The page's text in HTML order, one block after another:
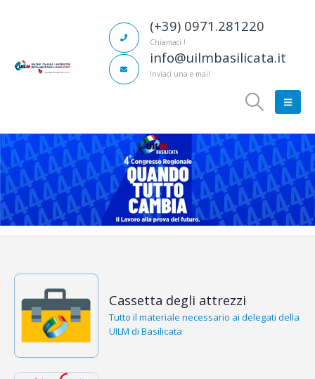
(+39) 0971.281220
Chiamaci !
info@uilmbasilicata.it
Inviaci una e-mail
Cassetta degli attrezzi
Tutto il materiale necessario ai delegati della
UILM di Basilicata